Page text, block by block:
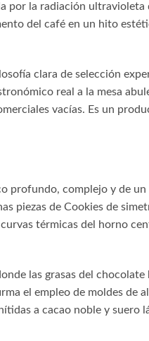
la radiación ultravioleta
del café en un hito
clara de selección
real a la mesa
vacías. Es un
profundo, complejo y de
piezas de Cookies de
térmicas del horno
las grasas del
el empleo de moldes de
a cacao noble y suero